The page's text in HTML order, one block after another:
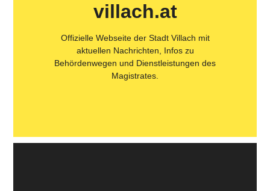
villach.at
Offizielle Webseite der Stadt Villach mit
aktuellen Nachrichten, Infos zu
Behördenwegen und Dienstleistungen des
Magistrates.